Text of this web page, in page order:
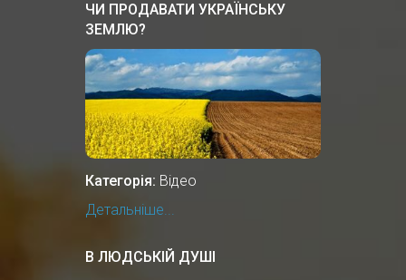
ЧИ ПРОДАВАТИ УКРАЇНСЬКУ
ЗЕМЛЮ?
Категорія: Відео
Детальніше...
В ЛЮДСЬКІЙ ДУШІ